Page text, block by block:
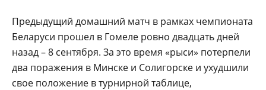
Предыдущий домашний матч в рамках чемпионата
Беларуси прошел в Гомеле ровно двадцать дней
назад – 8 сентября. За это время «рыси» потерпели
два поражения в Минске и Солигорске и ухудшили
свое положение в турнирной таблице,